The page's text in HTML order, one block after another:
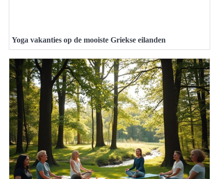
Yoga vakanties op de mooiste Griekse eilanden